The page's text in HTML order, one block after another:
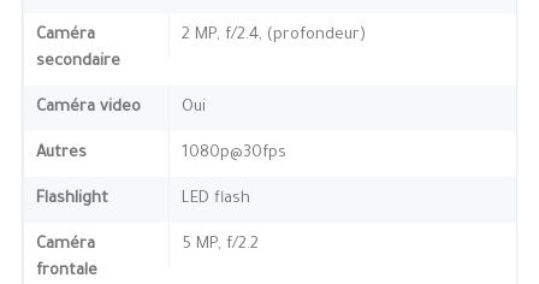
Caméra
secondaire
2 MP, f/2.4, (profondeur)
Caméra video Oui
Autres 1080p@30fps
Flashlight LED flash
Caméra
frontale
5 MP, f/2.2